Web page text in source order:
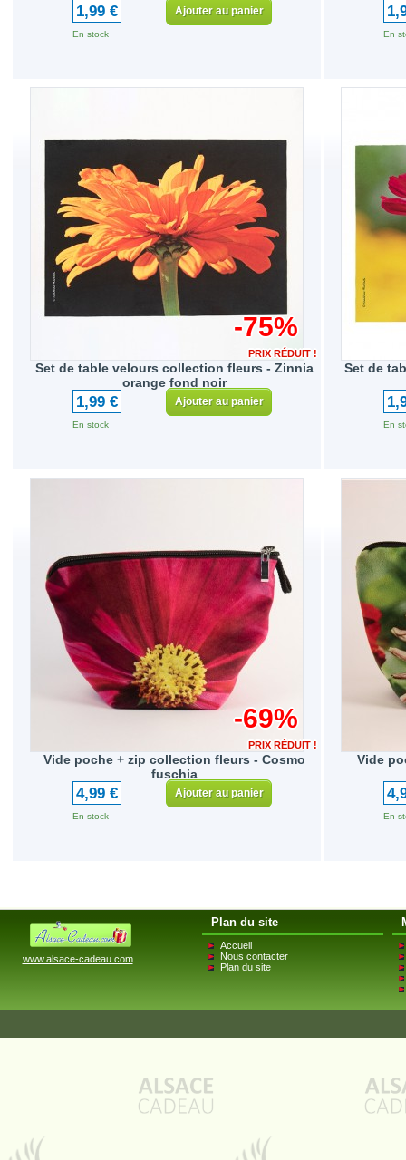
1,99 €
En stock
Ajouter au panier
En
Set de table velours collection fleurs - Zinnia
orange fond noir
PRIX RÉDUIT !
-75%
1,99 €
En stock
Ajouter au panier
Set de
En
Vide poche + zip collection fleurs - Cosmo
fuschia
PRIX RÉDUIT !
-69%
4,99 €
En stock
Ajouter au panier
Vide
En
www.alsace-cadeau.com
Plan du site
Accueil
Nous contacter
Plan du site